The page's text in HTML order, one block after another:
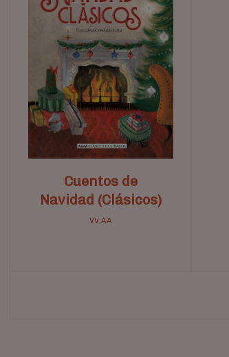
Cuentos de
Navidad (Clásicos)
VV,AA